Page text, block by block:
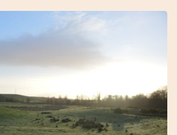
mindestens 3 Zeichen ein